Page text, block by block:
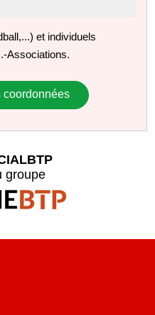
et individuels
Associations.
coordonnées
groupe